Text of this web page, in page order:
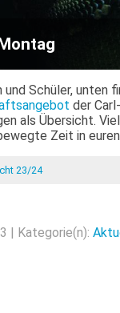
und Schüler, unten
der
als Übersicht.
Zeit in
23/24
| Kategorie(n):